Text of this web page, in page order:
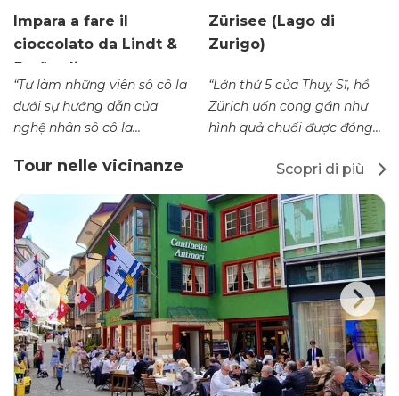
Impara a fare il
cioccolato da Lindt &
Sprüngli
“Tự làm những viên sô cô la
dưới sự hướng dẫn của
nghệ nhân sô cô la...
Zürisee (Lago di
Zurigo)
“Lớn thứ 5 của Thuỵ Sĩ, hồ
Zürich uốn cong gần như
hình quả chuối được đóng...
Tour nelle vicinanze Scopri di più